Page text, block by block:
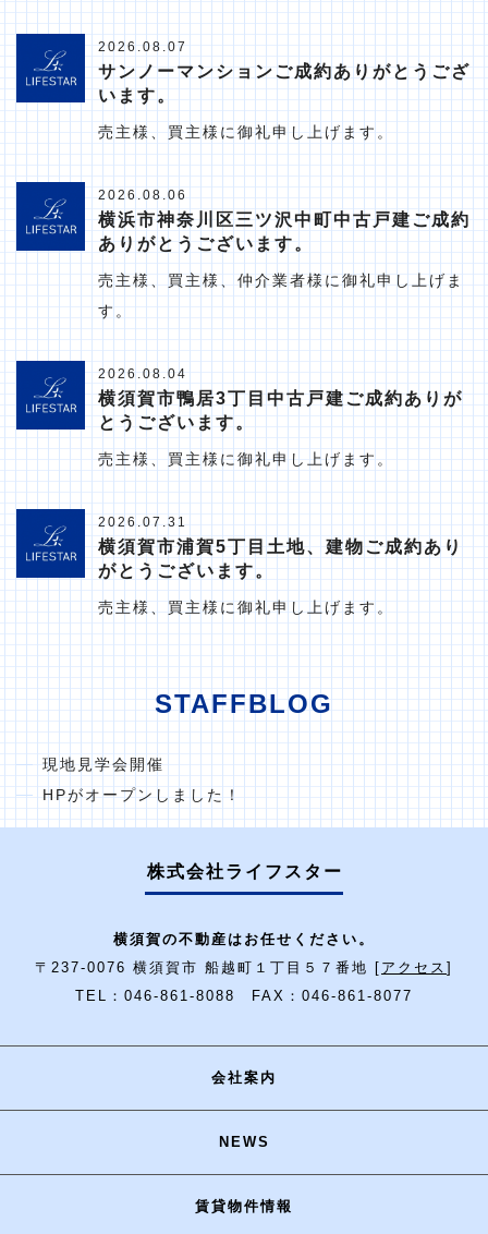
2026.08.07
サンノーマンションご成約ありがとうござ
います。
売主様、買主様に御礼申し上げます。
2026.08.06
横浜市神奈川区三ツ沢中町中古戸建ご成約
ありがとうございます。
売主様、買主様、仲介業者様に御礼申し上げま
す。
2026.08.04
横須賀市鴨居3丁目中古戸建ご成約ありが
とうございます。
売主様、買主様に御礼申し上げます。
2026.07.31
横須賀市浦賀5丁目土地、建物ご成約あり
がとうございます。
売主様、買主様に御礼申し上げます。
STAFFBLOG
現地見学会開催
HPがオープンしました！
株式会社ライフスター
横須賀の不動産はお任せください。
〒237-0076 横須賀市 船越町１丁目５７番地 [ アクセス ]
TEL：046-861-8088 FAX：046-861-8077
会社案内
NEWS
賃貸物件情報